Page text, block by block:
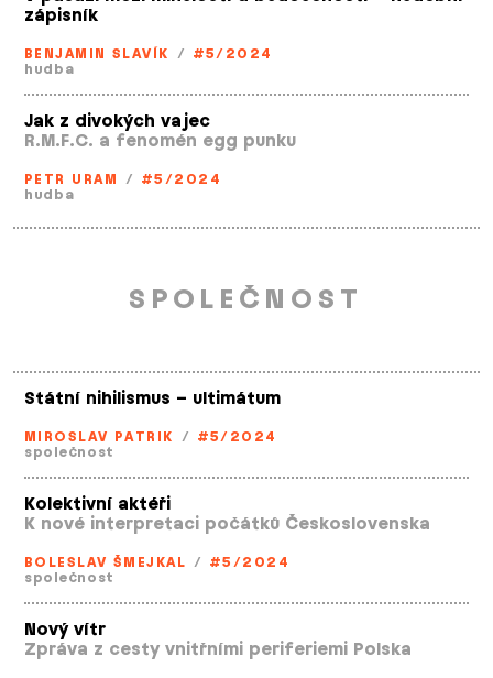
zápisník
BENJAMIN SLAVÍK / #5/2024
hudba
Jak z divokých vajec
R.M.F.C. a fenomén egg punku
PETR URAM / #5/2024
hudba
SPOLEČNOST
Státní nihilismus – ultimátum
MIROSLAV PATRIK / #5/2024
společnost
Kolektivní aktéři
K nové interpretaci počátků Československa
BOLESLAV ŠMEJKAL / #5/2024
společnost
Nový vítr
Zpráva z cesty vnitřními periferiemi Polska